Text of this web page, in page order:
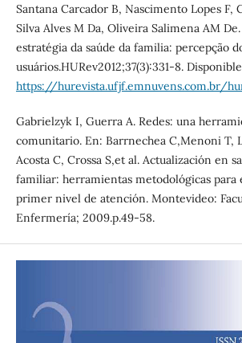
Santana Carcador B, Nascimento Lopes F,
Silva Alves M Da, Oliveira Salimena AM
estratégia da saúde da familia: percepção
usuários.HURev2012;37(3):331-8.
https://hurevista.ufjf.emnuvens.com.br/
Gabrielzyk I, Guerra A. Redes: una
comunitario. En: Barrnechea C,Menoni T,
Acosta C, Crossa S,et al. Actualización en
familiar: herramientas metodológicas para
primer nivel de atención. Montevideo:
Enfermería; 2009.p.49-58.